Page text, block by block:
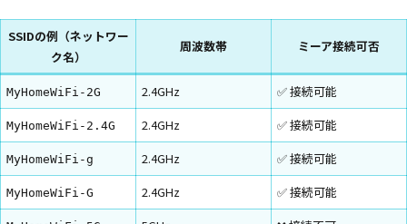
SSIDの例（ネットワー
ク名）
周波数帯 ミーア接続可否
MyHomeWiFi-2G 2.4GHz ✅ 接続可能
MyHomeWiFi-2.4G 2.4GHz ✅ 接続可能
MyHomeWiFi-g 2.4GHz ✅ 接続可能
MyHomeWiFi-G 2.4GHz ✅ 接続可能